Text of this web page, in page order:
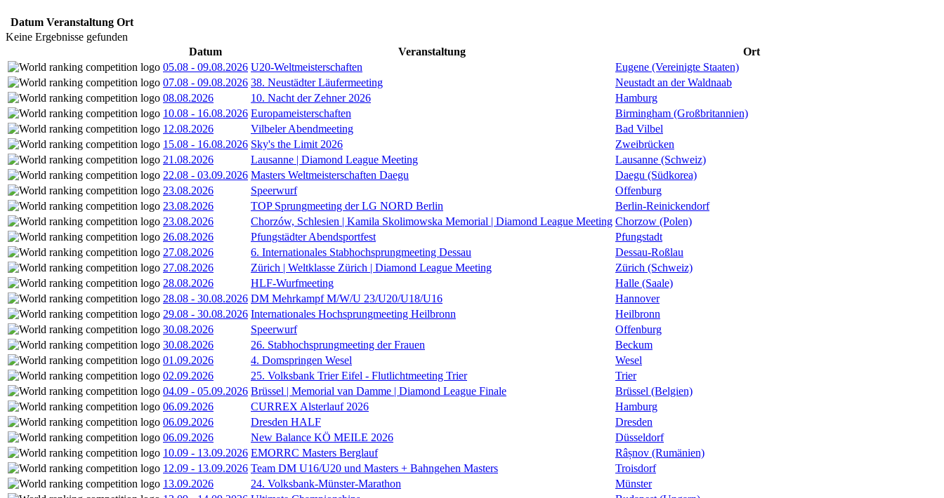
Datum Veranstaltung Ort
Keine Ergebnisse gefunden
Datum
Veranstaltung
Ort
05.08 - 09.08.2026 U20-Weltmeisterschaften
Eugene (Vereinigte Staaten)
07.08 - 09.08.2026 38. Neustädter Läufermeeting
Neustadt an der Waldnaab
08.08.2026
10. Nacht der Zehner 2026
Hamburg
10.08 - 16.08.2026 Europameisterschaften
Birmingham (Großbritannien)
12.08.2026
Vilbeler Abendmeeting
Bad Vilbel
15.08 - 16.08.2026 Sky's the Limit 2026
Zweibrücken
21.08.2026
Lausanne | Diamond League Meeting
Lausanne (Schweiz)
22.08 - 03.09.2026 Masters Weltmeisterschaften Daegu
Daegu (Südkorea)
23.08.2026
Speerwurf
Offenburg
23.08.2026
TOP Sprungmeeting der LG NORD Berlin
Berlin-Reinickendorf
23.08.2026
Chorzów, Schlesien | Kamila Skolimowska Memorial | Diamond League Meeting Chorzow (Polen)
26.08.2026
Pfungstädter Abendsportfest
Pfungstadt
27.08.2026
6. Internationales Stabhochsprungmeeting Dessau
Dessau-Roßlau
27.08.2026
Zürich | Weltklasse Zürich | Diamond League Meeting
Zürich (Schweiz)
28.08.2026
HLF-Wurfmeeting
Halle (Saale)
28.08 - 30.08.2026 DM Mehrkampf M/W/U 23/U20/U18/U16
Hannover
29.08 - 30.08.2026 Internationales Hochsprungmeeting Heilbronn
Heilbronn
30.08.2026
Speerwurf
Offenburg
30.08.2026
26. Stabhochsprungmeeting der Frauen
Beckum
01.09.2026
4. Domspringen Wesel
Wesel
02.09.2026
25. Volksbank Trier Eifel - Flutlichtmeeting Trier
Trier
04.09 - 05.09.2026 Brüssel | Memorial van Damme | Diamond League Finale
Brüssel (Belgien)
06.09.2026
CURREX Alsterlauf 2026
Hamburg
06.09.2026
Dresden HALF
Dresden
06.09.2026
New Balance KÖ MEILE 2026
Düsseldorf
10.09 - 13.09.2026 EMORRC Masters Berglauf
Râșnov (Rumänien)
12.09 - 13.09.2026 Team DM U16/U20 und Masters + Bahngehen Masters
Troisdorf
13.09.2026
24. Volksbank-Münster-Marathon
Münster